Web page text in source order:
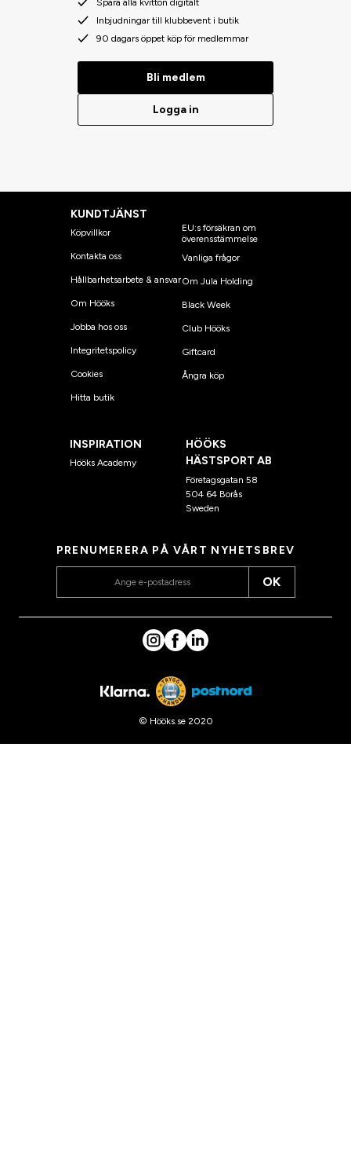
Spara alla kvitton digitalt
Inbjudningar till klubbevent i butik
90 dagars öppet köp för medlemmar
Bli medlem
Logga in
KUNDTJÄNST
Köpvillkor
Kontakta oss
Hållbarhetsarbete & ansvar
Om Hööks
Jobba hos oss
Integritetspolicy
Cookies
Hitta butik
EU:s försäkran om
överensstämmelse
Vanliga frågor
Om Jula Holding
Black Week
Club Hööks
Giftcard
Ångra köp
INSPIRATION
Hööks Academy
HÖÖKS
HÄSTSPORT AB
Företagsgatan 58
504 64 Borås
Sweden
PRENUMERERA PÅ VÅRT NYHETSBREV
OK
© Hööks.se 2020